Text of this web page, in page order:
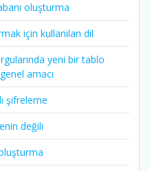
oluşturma
için kullanılan dil
yeni bir tablo
amacı
şifreleme
değili